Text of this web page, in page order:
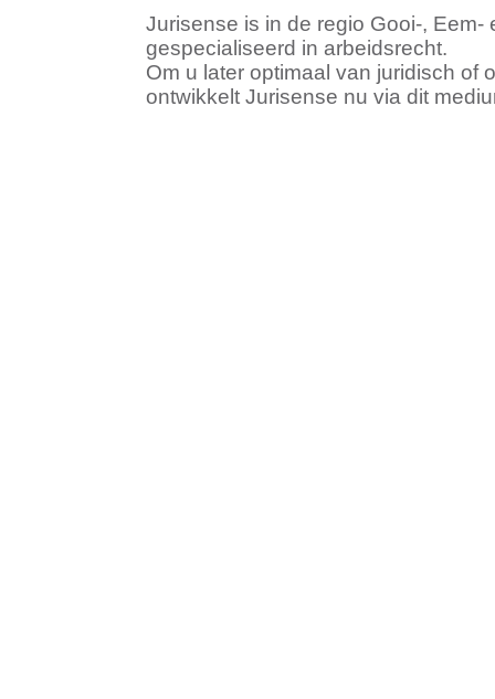
Jurisense is in de regio Gooi-,
gespecialiseerd in arbeidsrecht.
Om u later optimaal van juridisch of
ontwikkelt Jurisense nu via dit